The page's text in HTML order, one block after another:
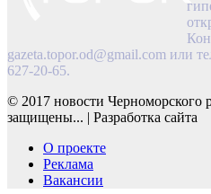
gazeta.topor.od@gmail.com или
627-20-65.
© 2017 новости Черноморского
защищены... | Разработка сайта
О проекте
Реклама
Вакансии